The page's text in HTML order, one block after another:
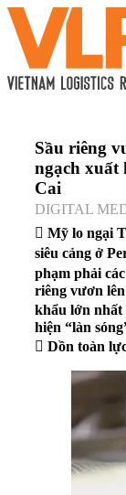
Sầu riêng
ngạch xuất
Cai
DIGITAL
 Mỹ lo ngại
siêu cảng ở
phạm phải
riêng vươn
khẩu lớn
hiện “làn
 Dồn toàn